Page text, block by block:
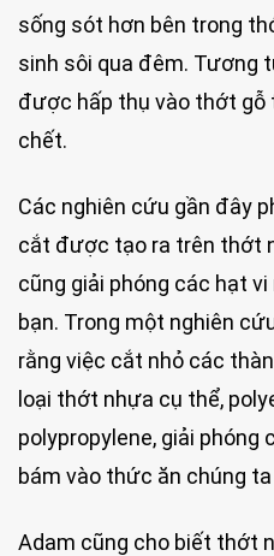
sống sót hơn bên trong
sinh sôi qua đêm. Tương
được hấp thụ vào thớt gỗ
chết.
Các nghiên cứu gần đây
cắt được tạo ra trên thớt
cũng giải phóng các hạt
bạn. Trong một nghiên
rằng việc cắt nhỏ các
loại thớt nhựa cụ thể,
polypropylene, giải phóng
bám vào thức ăn chúng
Adam cũng cho biết thớt